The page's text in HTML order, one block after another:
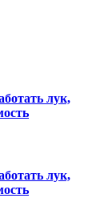
лук,
лук,